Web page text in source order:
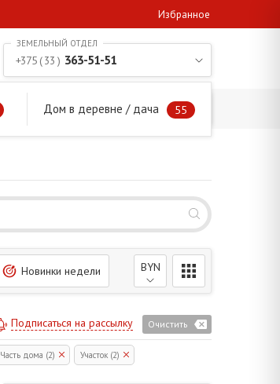
Избранное
Дом в деревне / дача 55
+375 ( 33 ) 363-51-51
Новинки недели BYN
Очистить
Подписаться на рассылку
Часть дома (2) Участок (2)